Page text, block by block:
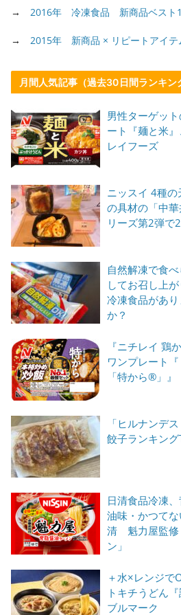
→ 2016年 冷凍食品 新商品ベスト
→ 2015年 新商品 × リピートアイテ
月間人気記事（過去30日間ランキン
男性ターゲッ
ート『麺と米
レイフーズ
ニッスイ 4種
の具材の「中
リーズ第2弾で
自然解凍で食
してお召し上
冷凍食品があ
か？
『ニチレイ 鶏
ワンプレート
「特から®」』
「ヒルナンデ
餃子ランキング
日清食品冷凍
油味・かつて
清 魁力屋監修
ン」
＋水×レンジで
トキチうどん
ブルマーク